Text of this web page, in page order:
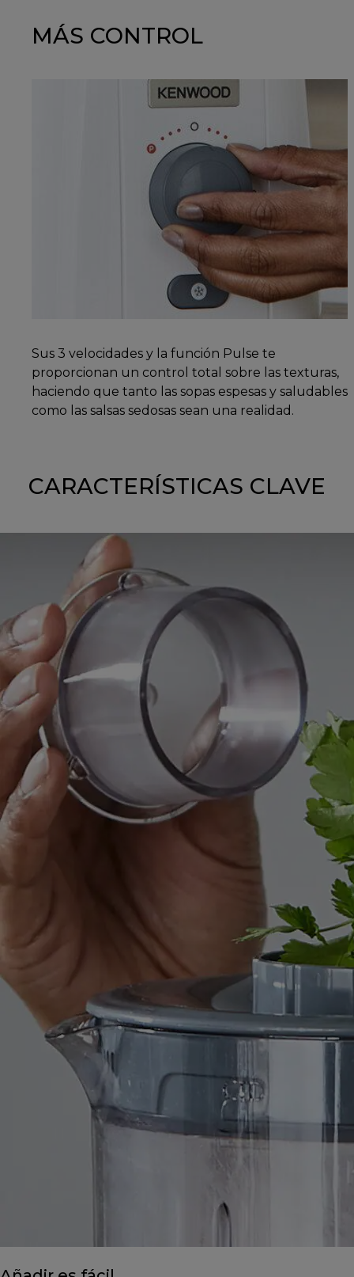
MÁS CONTROL
Sus 3 velocidades y la función Pulse te
proporcionan un control total sobre las texturas,
haciendo que tanto las sopas espesas y saludables
como las salsas sedosas sean una realidad.
CARACTERÍSTICAS CLAVE